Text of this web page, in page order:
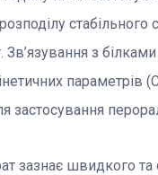
Зв’язування з
параметрів
застосування
зазнає швидкого та